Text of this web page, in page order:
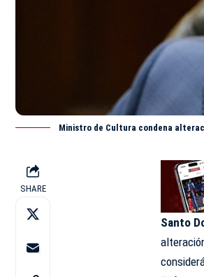
Ministro de Cultura condena
SHARE
Santo